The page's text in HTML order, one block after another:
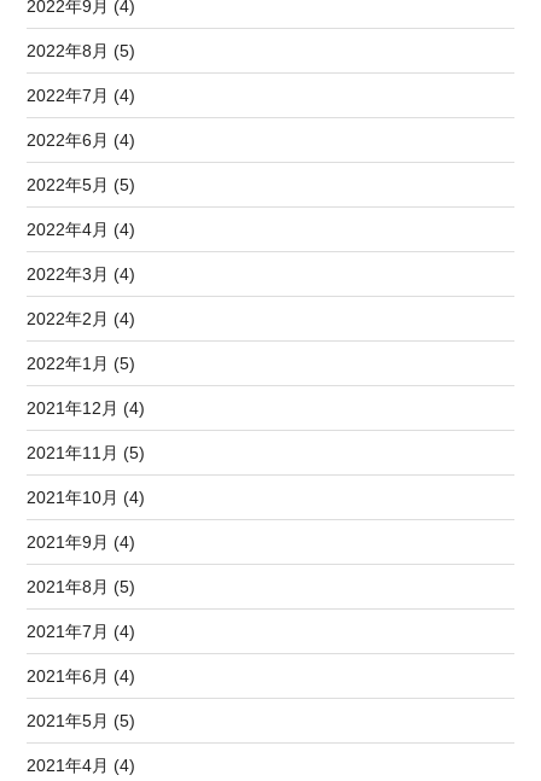
2022年9月 (4)
2022年8月 (5)
2022年7月 (4)
2022年6月 (4)
2022年5月 (5)
2022年4月 (4)
2022年3月 (4)
2022年2月 (4)
2022年1月 (5)
2021年12月 (4)
2021年11月 (5)
2021年10月 (4)
2021年9月 (4)
2021年8月 (5)
2021年7月 (4)
2021年6月 (4)
2021年5月 (5)
2021年4月 (4)